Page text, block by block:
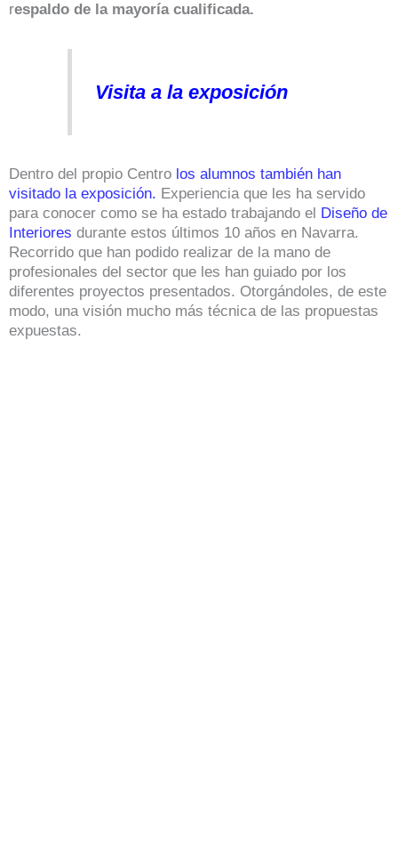
respaldo de la mayoría cualificada.
Visita a la exposición
Dentro del propio Centro los alumnos también han
visitado la exposición. Experiencia que les ha servido
para conocer como se ha estado trabajando el Diseño de
Interiores durante estos últimos 10 años en Navarra.
Recorrido que han podido realizar de la mano de
profesionales del sector que les han guiado por los
diferentes proyectos presentados. Otorgándoles, de este
modo, una visión mucho más técnica de las propuestas
expuestas.